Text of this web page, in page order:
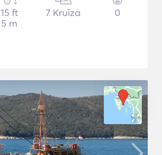
15 ft
5 m
7 Kruīza 0